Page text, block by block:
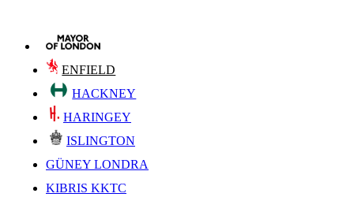
ENFIELD
HACKNEY
HARINGEY
ISLINGTON
GÜNEY LONDRA
KIBRIS KKTC